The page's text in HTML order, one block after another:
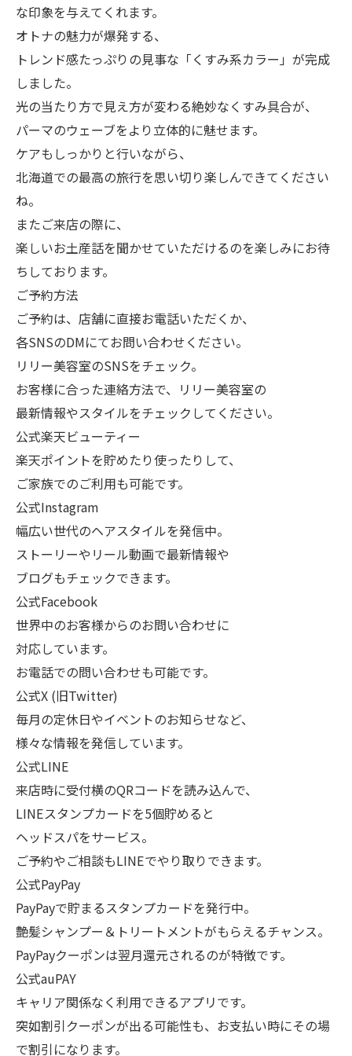
な印象を与えてくれます。
オトナの魅力が爆発する、
トレンド感たっぷりの見事な「くすみ系カラー」が完成
しました。
光の当たり方で見え方が変わる絶妙なくすみ具合が、
パーマのウェーブをより立体的に魅せます。
ケアもしっかりと行いながら、
北海道での最高の旅行を思い切り楽しんできてください
ね。
またご来店の際に、
楽しいお土産話を聞かせていただけるのを楽しみにお待
ちしております。
ご予約方法
ご予約は、店舗に直接お電話いただくか、
各SNSのDMにてお問い合わせください。
リリー美容室のSNSをチェック。
お客様に合った連絡方法で、リリー美容室の
最新情報やスタイルをチェックしてください。
公式楽天ビューティー
楽天ポイントを貯めたり使ったりして、
ご家族でのご利用も可能です。
公式Instagram
幅広い世代のヘアスタイルを発信中。
ストーリーやリール動画で最新情報や
ブログもチェックできます。
公式Facebook
世界中のお客様からのお問い合わせに
対応しています。
お電話での問い合わせも可能です。
公式X (旧Twitter)
毎月の定休日やイベントのお知らせなど、
様々な情報を発信しています。
公式LINE
来店時に受付横のQRコードを読み込んで、
LINEスタンプカードを5個貯めると
ヘッドスパをサービス。
ご予約やご相談もLINEでやり取りできます。
公式PayPay
PayPayで貯まるスタンプカードを発行中。
艶髪シャンプー＆トリートメントがもらえるチャンス。
PayPayクーポンは翌月還元されるのが特徴です。
公式auPAY
キャリア関係なく利用できるアプリです。
突如割引クーポンが出る可能性も、お支払い時にその場
で割引になります。